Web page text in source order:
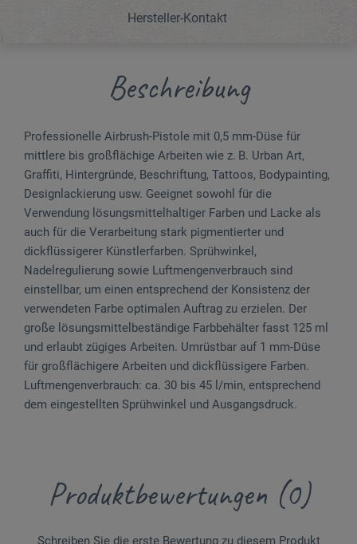
Hersteller-Kontakt
Beschreibung
Professionelle Airbrush-Pistole mit 0,5 mm-Düse für
mittlere bis großflächige Arbeiten wie z. B. Urban Art,
Graffiti, Hintergründe, Beschriftung, Tattoos, Bodypainting,
Designlackierung usw. Geeignet sowohl für die
Verwendung lösungs­mittelhaltiger Farben und Lacke als
auch für die Verarbeitung stark pigmentierter und
dickflüssigerer Künstlerfarben. Sprühwinkel,
Nadelregulierung sowie Luftmengenverbrauch sind
einstellbar, um einen entsprechend der Konsistenz der
verwendeten Farbe optimalen Auftrag zu erzielen. Der
große lösungsmittelbeständige Farbbehälter fasst 125 ml
und erlaubt zügiges Arbeiten. Umrüstbar auf 1 mm-Düse
für großflächigere Arbeiten und dickflüssigere Farben.
Luftmengenverbrauch: ca. 30 bis 45 l/min, entsprechend
dem eingestellten Sprühwinkel und Ausgangsdruck.
Produktbewertungen (0)
Schreiben Sie die erste Bewertung zu diesem Produkt